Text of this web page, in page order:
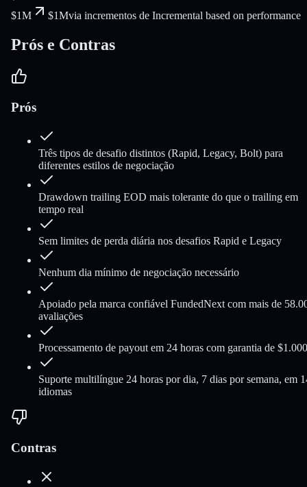
$1M
$1Mvia incrementos de Incremental based on performance
Prós e Contras
Prós
Três tipos de desafio distintos (Rapid, Legacy, Bolt) para
diferentes estilos de negociação
Drawdown trailing EOD mais tolerante do que o trailing em
tempo real
Sem limites de perda diária nos desafios Rapid e Legacy
Nenhum dia mínimo de negociação necessário
Apoiado pela marca confiável FundedNext com mais de
avaliações
Processamento de payout em 24 horas com garantia de $1.000
Suporte multilíngue 24 horas por dia, 7 dias por semana, em
idiomas
Contras